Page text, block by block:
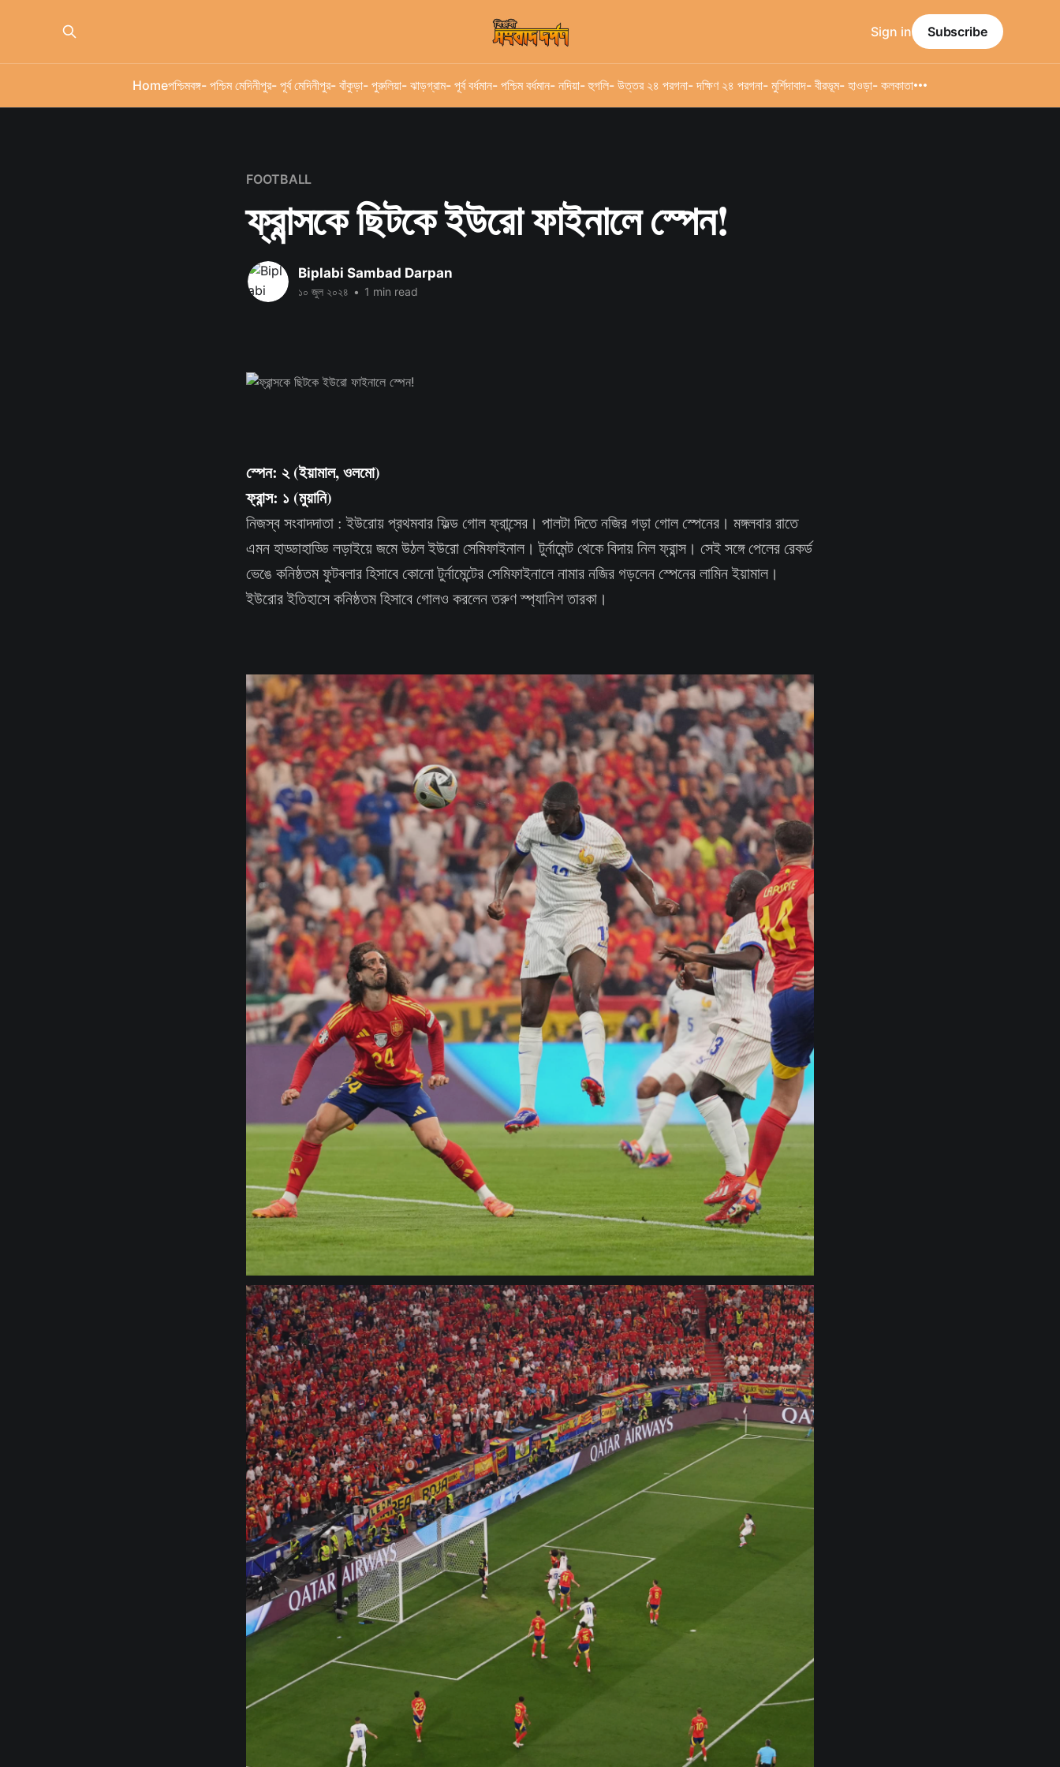
Homeপশ্চিমবঙ্গ- পশ্চিম মেদিনীপুর- পূর্ব মেদিনীপুর- বাঁকুড়া- পুরুলিয়া- ঝাড়গ্রাম- পূর্ব বর্ধমান- পশ্চিম বর্ধমান- নদিয়া- হুগলি- উত্তর ২৪ পরগনা- দক্ষিণ ২৪ পরগনা- মুর্শিদাবাদ- বীরভূম- হাওড়া- কলকাতা
Sign in Subscribe
FOOTBALL
ফ্রান্সকে ছিটকে ইউরো ফাইনালে স্পেন!
Biplabi Sambad Darpan
১০ জুল ২০২৪ • 1 min read
স্পেন: ২ (ইয়ামাল, ওলমো)
ফ্রান্স: ১ (মুয়ানি)
নিজস্ব সংবাদদাতা : ইউরোয় প্রথমবার ফিল্ড গোল ফ্রান্সের। পালটা দিতে নজির গড়া গোল স্পেনের। মঙ্গলবার রাতে
এমন হাড্ডাহাড্ডি লড়াইয়ে জমে উঠল ইউরো সেমিফাইনাল। টুর্নামেন্ট থেকে বিদায় নিল ফ্রান্স। সেই সঙ্গে পেলের রেকর্ড
ভেঙে কনিষ্ঠতম ফুটবলার হিসাবে কোনো টুর্নামেন্টের সেমিফাইনালে নামার নজির গড়লেন স্পেনের লামিন ইয়ামাল।
ইউরোর ইতিহাসে কনিষ্ঠতম হিসাবে গোলও করলেন তরুণ স্প্যানিশ তারকা।